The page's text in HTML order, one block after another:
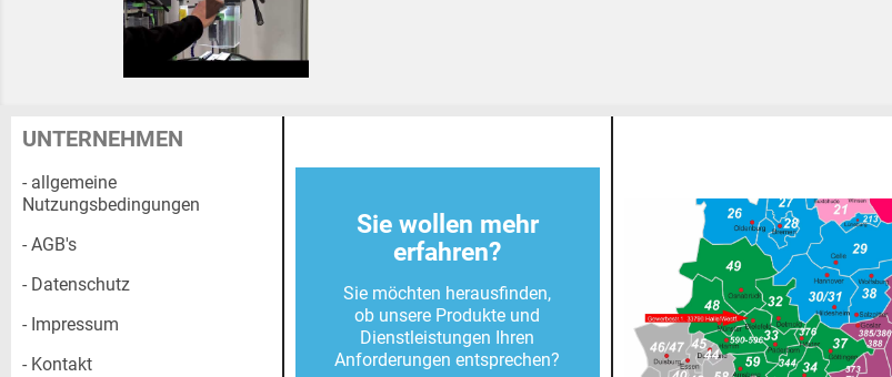
UNTERNEHMEN
- allgemeine
Nutzungsbedingungen
- AGB's
- Datenschutz
- Impressum
- Kontakt
Sie wollen mehr
erfahren?
Sie möchten herausfinden,
ob unsere Produkte und
Dienstleistungen Ihren
Anforderungen entsprechen?